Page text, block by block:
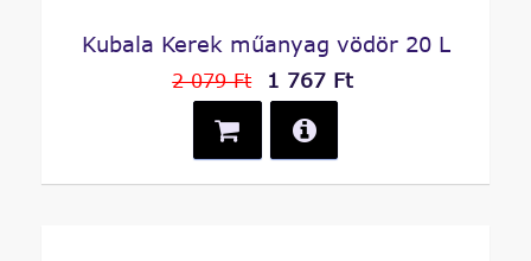
Kubala Kerek műanyag vödör 20 L
2 079 Ft 1 767 Ft